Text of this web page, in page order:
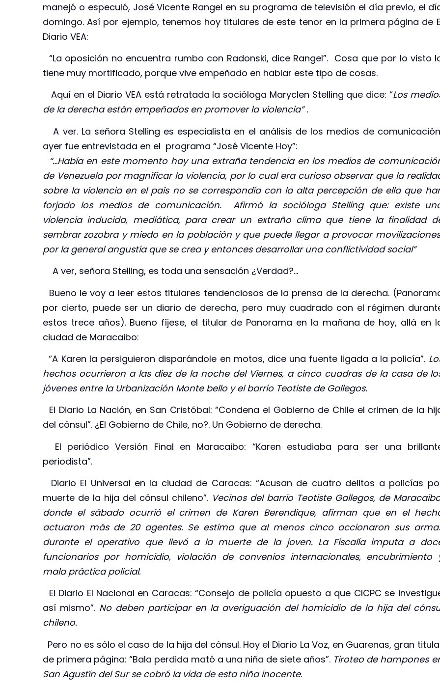
manejó o especuló, José Vicente Rangel en su programa de televisión el día previo, el
domingo. Así por ejemplo, tenemos hoy titulares de este tenor en la primera página de
Diario VEA:
“La oposición no encuentra rumbo con Radonski, dice Rangel”. Cosa que por lo visto
tiene muy mortificado, porque vive empeñado en hablar este tipo de cosas.
Aquí en el Diario VEA está retratada la socióloga Maryclen Stelling que dice: “Los
de la derecha están empeñados en promover la violencia” .
A ver. La señora Stelling es especialista en el análisis de los medios de
ayer fue entrevistada en el programa “José Vicente Hoy”:
“…Había en este momento hay una extraña tendencia en los medios de
de Venezuela por magnificar la violencia, por lo cual era curioso observar que la
sobre la violencia en el país no se correspondía con la alta percepción de ella que
forjado los medios de comunicación. Afirmó la socióloga Stelling que: existe
violencia inducida, mediática, para crear un extraño clima que tiene la finalidad
sembrar zozobra y miedo en la población y que puede llegar a provocar
por la general angustia que se crea y entonces desarrollar una conflictividad social”
A ver, señora Stelling, es toda una sensación ¿Verdad?…
Bueno le voy a leer estos titulares tendenciosos de la prensa de la derecha.
por cierto, puede ser un diario de derecha, pero muy cuadrado con el régimen
estos trece años). Bueno fíjese, el titular de Panorama en la mañana de hoy, allá en
ciudad de Maracaibo:
“A Karen la persiguieron disparándole en motos, dice una fuente ligada a la policía”.
hechos ocurrieron a las diez de la noche del Viernes, a cinco cuadras de la casa de
jóvenes entre la Urbanización Monte bello y el barrio Teotiste de Gallegos.
El Diario La Nación, en San Cristóbal: “Condena el Gobierno de Chile el crimen de la
del cónsul”. ¿El Gobierno de Chile, no?. Un Gobierno de derecha.
El periódico Versión Final en Maracaibo: “Karen estudiaba para ser una
periodista”.
Diario El Universal en la ciudad de Caracas: “Acusan de cuatro delitos a policías
muerte de la hija del cónsul chileno”. Vecinos del barrio Teotiste Gallegos, de
donde el sábado ocurrió el crimen de Karen Berendique, afirman que en el
actuaron más de 20 agentes. Se estima que al menos cinco accionaron sus
durante el operativo que llevó a la muerte de la joven. La Fiscalía imputa a
funcionarios por homicidio, violación de convenios internacionales, encubrimiento
mala práctica policial.
El Diario El Nacional en Caracas: “Consejo de policía opuesto a que CICPC se
así mismo”. No deben participar en la averiguación del homicidio de la hija del
chileno.
Pero no es sólo el caso de la hija del cónsul. Hoy el Diario La Voz, en Guarenas, gran
de primera página: “Bala perdida mató a una niña de siete años”. Tiroteo de hampones
San Agustín del Sur se cobró la vida de esta niña inocente.